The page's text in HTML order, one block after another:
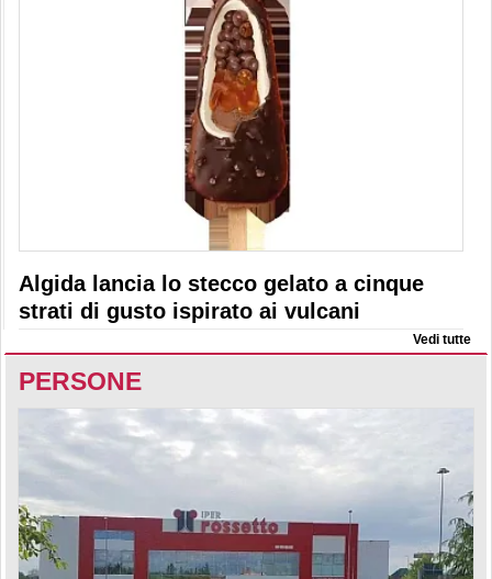
Algida lancia lo stecco gelato a cinque
strati di gusto ispirato ai vulcani
Vedi tutte
PERSONE